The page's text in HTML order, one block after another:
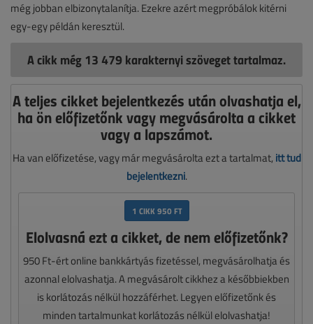
még jobban elbizonytalanítja. Ezekre azért megpróbálok kitérni
egy-egy példán keresztül.
A cikk még 13 479 karakternyi szöveget tartalmaz.
A teljes cikket bejelentkezés után olvashatja el,
ha ön előfizetőnk vagy megvásárolta a cikket
vagy a lapszámot.
Ha van előfizetése, vagy már megvásárolta ezt a tartalmat, itt tud
bejelentkezni.
1 CIKK 950 FT
Elolvasná ezt a cikket, de nem előfizetőnk?
950 Ft-ért online bankkártyás fizetéssel, megvásárolhatja és
azonnal elolvashatja. A megvásárolt cikkhez a későbbiekben
is korlátozás nélkül hozzáférhet. Legyen előfizetőnk és
minden tartalmunkat korlátozás nélkül elolvashatja!